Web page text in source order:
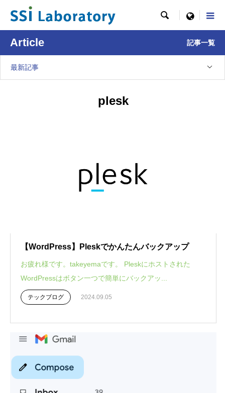
 menu
Article 記事一覧
最新記事
plesk
【WordPress】Pleskでかんたんバックアップ
お疲れ様です。takeyemaです。 Pleskにホストされた
WordPressはボタン一つで簡単にバックアッ...
テックブログ 2024.09.05